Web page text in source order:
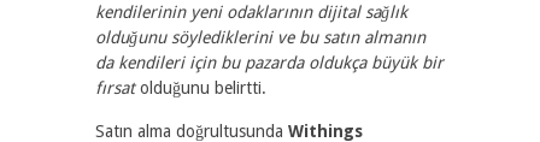
kendilerinin yeni odaklarının dijital sağlık
olduğunu söylediklerini ve bu satın almanın
da kendileri için bu pazarda oldukça büyük bir
fırsatolduğunu belirtti.
Satın alma doğrultusunda Withings